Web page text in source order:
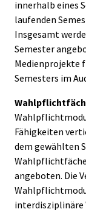
innerhalb eines
laufenden
Insgesamt
Semester
Medienprojekte
Semesters im
Fähigkeiten
dem gewählten
angeboten. Die
interdisziplinäre